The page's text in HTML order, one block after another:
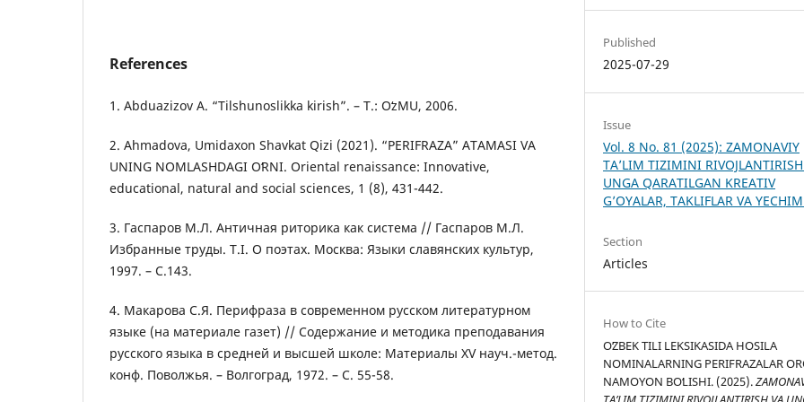
References
1. Abduazizov A. “Tilshunoslikka kirish”. – T.: OʻzMU, 2006.
2. Ahmadova, Umidaxon Shavkat Qizi (2021). “PERIFRAZA” ATAMASI VA
UNING NOMLASHDAGI OʻRNI. Oriental renaissance: Innovative,
educational, natural and social sciences, 1 (8), 431-442.
3. Гаспаров М.Л. Античная риторика как система // Гаспаров М.Л.
Избранные труды. Т.I. О поэтах. Москва: Языки славянских культур,
1997. – С.143.
4. Макарова С.Я. Перифраза в современном русском литературном
языке (на материале газет) // Содержание и методика преподавания
русского языка в средней и высшей школе: Материалы XV науч.-метод.
конф. Поволжья. – Волгоград, 1972. – С. 55-58.
Published
2025-07-29
Issue
Vol. 8 No. 81 (2025): ZAMONAVIY
TA’LIM TIZIMINI
UNGA QARATILGAN KREATIV
G’OYALAR, TAKLIFLAR VA
Section
Articles
How to Cite
OʻZBEK TILI LEKSIKASIDA HOSILA
NOMINALARNING PERIFRAZALAR
NAMOYON BOʻLISHI. (2025).